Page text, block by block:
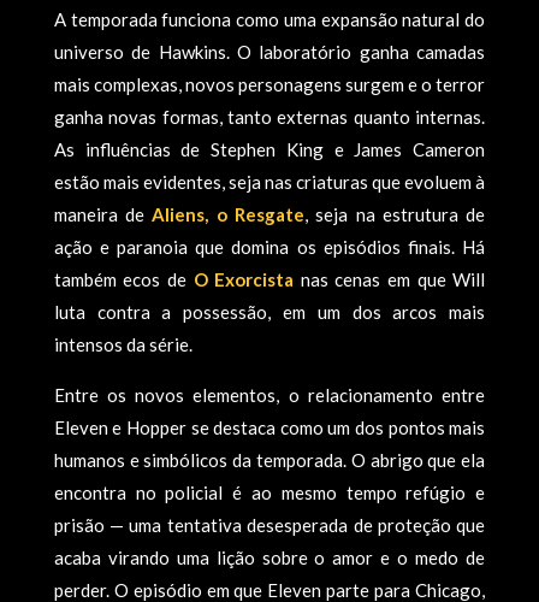
A temporada funciona como uma expansão natural do
universo de Hawkins. O laboratório ganha camadas
mais complexas, novos personagens surgem e o terror
ganha novas formas, tanto externas quanto internas.
As influências de Stephen King e James Cameron
estão mais evidentes, seja nas criaturas que evoluem à
maneira deAliens, o Resgate, seja na estrutura de
ação e paranoia que domina os episódios finais. Há
também ecos de O Exorcista nas cenas em que Will
luta contra a possessão, em um dos arcos mais
intensos da série.
Entre os novos elementos, o relacionamento entre
Eleven e Hopper se destaca como um dos pontos mais
humanos e simbólicos da temporada. O abrigo que ela
encontra no policial é ao mesmo tempo refúgio e
prisão — uma tentativa desesperada de proteção que
acaba virando uma lição sobre o amor e o medo de
perder. O episódio em que Eleven parte para Chicago,